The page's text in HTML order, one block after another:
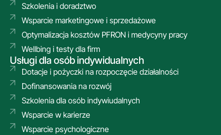
Szkolenia i doradztwo
Wsparcie marketingowe i sprzedażowe
Optymalizacja kosztów PFRON i medycyny pracy
Wellbing i testy dla firm
Usługi dla osób indywidualnych
Dotacje i pożyczki na rozpoczęcie działalności
Dofinansowania na rozwój
Szkolenia dla osób indywiudalnych
Wsparcie w karierze
Wsparcie psychologiczne